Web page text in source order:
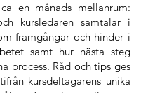
en månads mellanrum:
kursledaren samtalar i
framgångar och hinder i
samt hur nästa steg
process. Råd och tips ges
kursdeltagarens unika